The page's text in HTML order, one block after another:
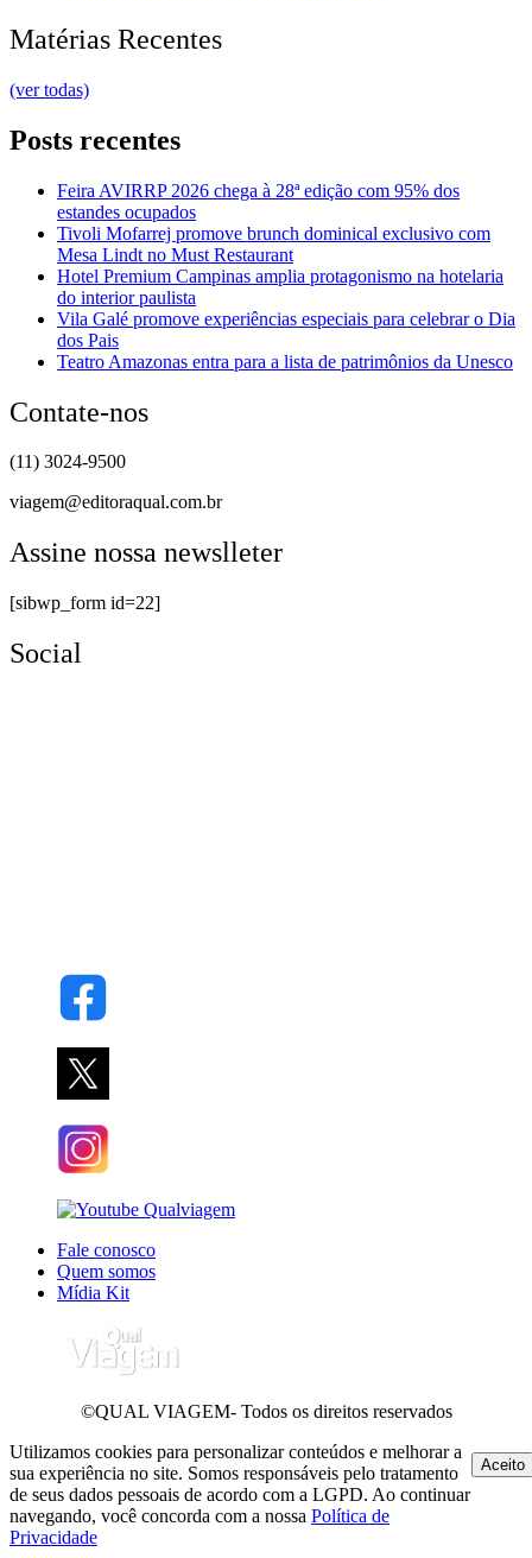
Matérias Recentes
(ver todas)
Posts recentes
Feira AVIRRP 2026 chega à 28ª edição com 95% dos
estandes ocupados
Tivoli Mofarrej promove brunch dominical exclusivo com
Mesa Lindt no Must Restaurant
Hotel Premium Campinas amplia protagonismo na hotelaria
do interior paulista
Vila Galé promove experiências especiais para celebrar o Dia
dos Pais
Teatro Amazonas entra para a lista de patrimônios da Unesco
Contate-nos
(11) 3024-9500
viagem@editoraqual.com.br
Assine nossa newslleter
[sibwp_form id=22]
Social
Fale conosco
Quem somos
Mídia Kit
©QUAL VIAGEM- Todos os direitos reservados
Utilizamos cookies para personalizar conteúdos e melhorar a
sua experiência no site. Somos responsáveis pelo tratamento
de seus dados pessoais de acordo com a LGPD. Ao continuar
navegando, você concorda com a nossa Política de
Privacidade
Aceito